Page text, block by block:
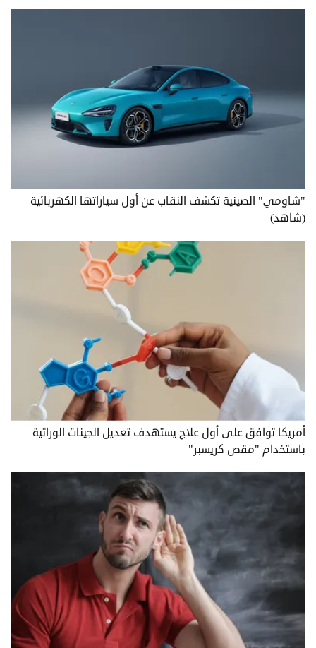
"شاومي" الصينية تكشف النقاب عن أول سياراتها الكهربائية
(شاهد)
أمريكا توافق على أول علاج يستهدف تعديل الجينات الوراثية
باستخدام "مقص كريسبر"